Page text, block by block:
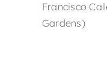
Francisco
Gardens)